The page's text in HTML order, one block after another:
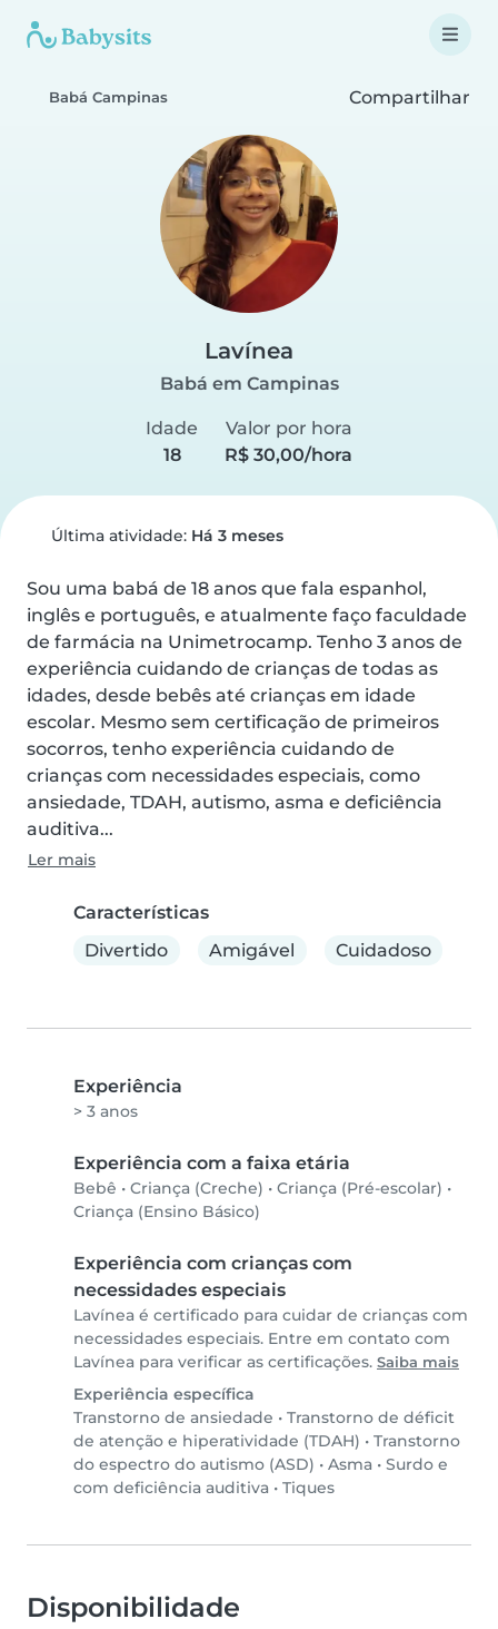
Babá Campinas Compartilhar
Lavínea
Babá em Campinas
Idade
18
Valor por hora
R$ 30,00/hora
Última atividade: Há 3 meses
Sou uma babá de 18 anos que fala espanhol,
inglês e português, e atualmente faço faculdade
de farmácia na Unimetrocamp. Tenho 3 anos de
experiência cuidando de crianças de todas as
idades, desde bebês até crianças em idade
escolar. Mesmo sem certificação de primeiros
socorros, tenho experiência cuidando de
crianças com necessidades especiais, como
ansiedade, TDAH, autismo, asma e deficiência
auditiva...
Ler mais
Características
Divertido
Amigável Cuidadoso
Experiência
> 3 anos
Experiência com a faixa etária
Bebê • Criança (Creche) • Criança (Pré-escolar) •
Criança (Ensino Básico)
Experiência com crianças com
necessidades especiais
Lavínea é certificado para cuidar de crianças com
necessidades especiais. Entre em contato com
Lavínea para verificar as certificações. Saiba mais
Experiência específica
Transtorno de ansiedade • Transtorno de déficit
de atenção e hiperatividade (TDAH) • Transtorno
do espectro do autismo (ASD) • Asma • Surdo e
com deficiência auditiva • Tiques
Disponibilidade